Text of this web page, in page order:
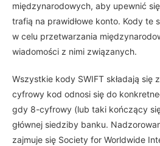
międzynarodowych, aby upewnić
trafią na prawidłowe konto. Kody te
w celu przetwarzania
wiadomości z nimi związanych.
Wszystkie kody SWIFT składają się
cyfrowy kod odnosi się do
gdy 8-cyfrowy (lub taki kończący
głównej siedziby banku.
zajmuje się Society for Worldwide